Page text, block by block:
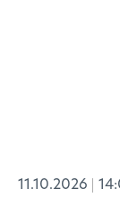
11.10.2026